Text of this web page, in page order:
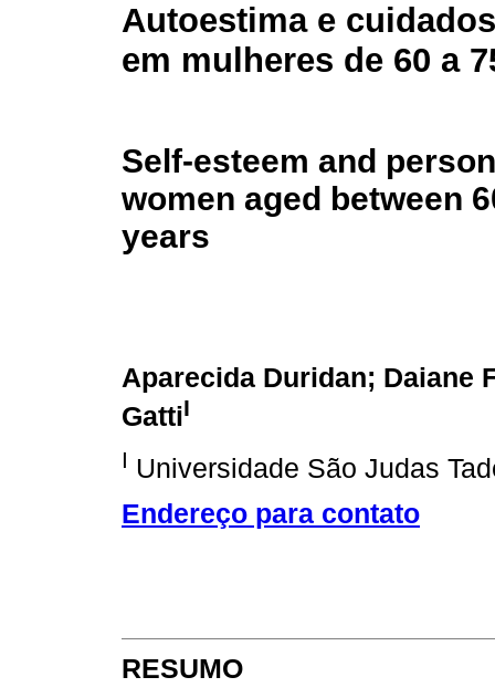
Autoestima e
em mulheres de 60 a
Self-esteem and
women aged between
years
Aparecida Duridan; Daiane
GattiI
I Universidade São Judas
Endereço para contato
RESUMO